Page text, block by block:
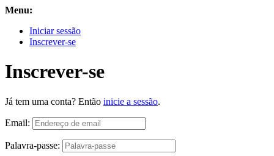
Menu:
Iniciar sessão
Inscrever-se
Inscrever-se
Já tem uma conta? Então inicie a sessão.
Email:
Palavra-passe: